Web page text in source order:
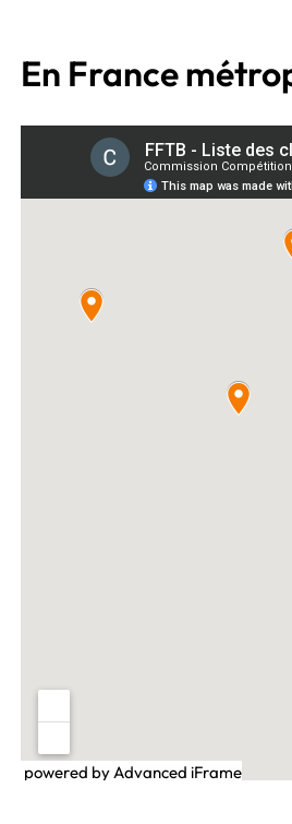
En France
powered by Advanced iFrame